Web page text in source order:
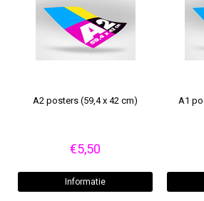
A2 posters (59,4 x 42 cm)
€5,50
Informatie
A1